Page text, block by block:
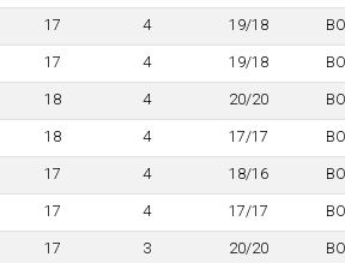
17 4 19/18
17 4 19/18
18 4 20/20
18 4 17/17
17 4 18/16
17 4 17/17
17 3 20/20